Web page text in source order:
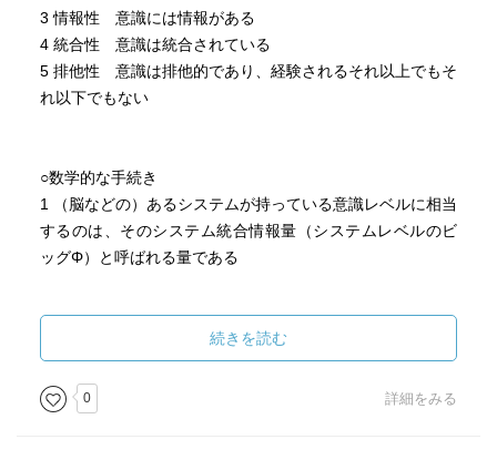
3 情報性 意識には情報がある
4 統合性 意識は統合されている
5 排他性 意識は排他的であり、経験されるそれ以上でもそ
れ以下でもない
○数学的な手続き
1 （脳などの）あるシステムが持っている意識レベルに相当
するのは、そのシステム統合情報量（システムレベルのビ
ッグΦ）と呼ばれる量である
を「コンプレックス」と呼び、そのコンプレックスに意識
が宿る（今のところ、コンプレックスとはネットワークの
一番重要な中心と考えて良い）
続きを読む
0 詳細をみる